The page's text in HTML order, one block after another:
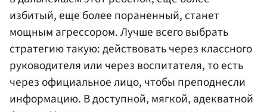
избитый, еще более пораненный, станет
мощным агрессором. Лучше всего выбрать
стратегию такую: действовать через классного
руководителя или через воспитателя, то есть
через официальное лицо, чтобы преподнесли
информацию. В доступной, мягкой, адекватной